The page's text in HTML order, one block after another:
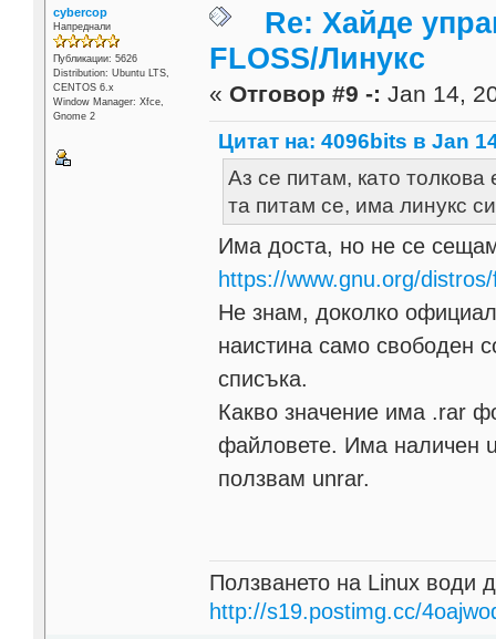
cybercop
Напреднали
Публикации: 5626
Distribution: Ubuntu LTS,
CENTOS 6.x
Window Manager: Xfce,
Gnome 2
Re: Хайде
FLOSS/Линукс
« Отговор #9 -: Jan 14,
Цитат на: 4096bits в Jan
Аз се питам, като
та питам се, има линукс
Има доста, но не се
https://www.gnu.org/
Не знам, доколко
наистина само свободен
списъка.
Какво значение има .rar
файловете. Има наличен
ползвам unrar.
Ползването на Linux води
http://s19.postimg.cc/